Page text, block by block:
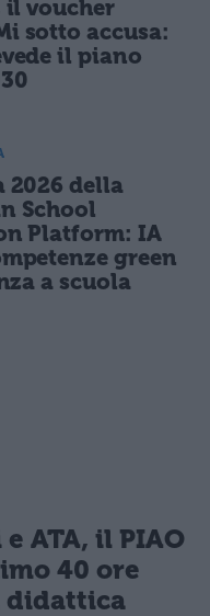
voucher
sotto accusa:
il piano
2026 della
School
Platform: IA
green
a scuola
ATA, il PIAO
40 ore
didattica